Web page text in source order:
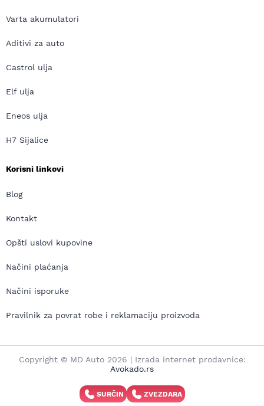
Varta akumulatori
Aditivi za auto
Castrol ulja
Elf ulja
Eneos ulja
H7 Sijalice
Korisni linkovi
Blog
Kontakt
Opšti uslovi kupovine
Načini plaćanja
Načini isporuke
Pravilnik za povrat robe i reklamaciju proizvoda
Copyright © MD Auto 2026 | Izrada internet prodavnice:
Avokado.rs
SURČIN ZVEZDARA